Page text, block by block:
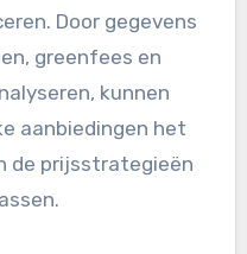
Door gegevens
greenfees en
kunnen
aanbiedingen het
de prijsstrategieën